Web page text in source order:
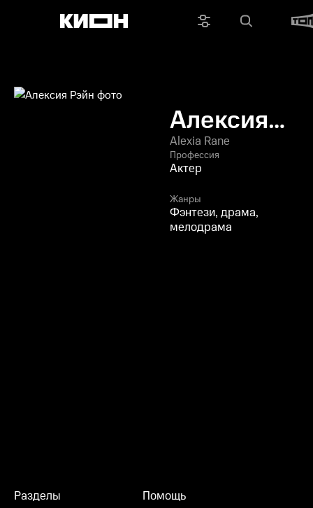
Алексия
Рэйн
Alexia Rane
Профессия
Актер
Жанры
Фэнтези, драма,
мелодрама
Разделы Помощь